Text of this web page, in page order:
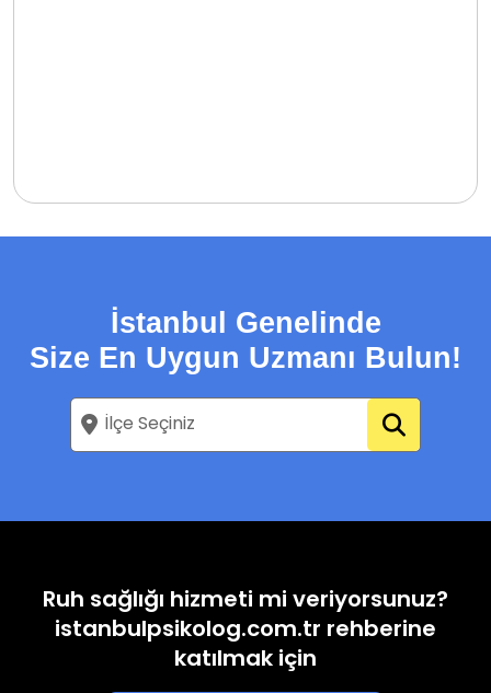
İstanbul Genelinde
Size En Uygun Uzmanı Bulun!
Ruh sağlığı hizmeti mi veriyorsunuz?
istanbulpsikolog.com.tr rehberine
katılmak için